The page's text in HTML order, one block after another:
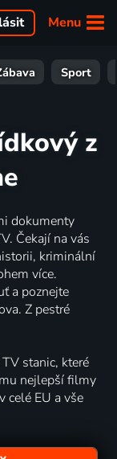
Menu
Sport
z
dokumenty
Čekají na vás
kriminální
více.
a poznejte
Z pestré
stanic, které
nejlepší filmy
celé EU a vše